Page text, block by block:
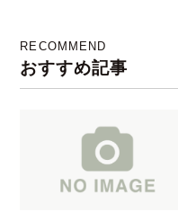
RECOMMEND
おすすめ記事